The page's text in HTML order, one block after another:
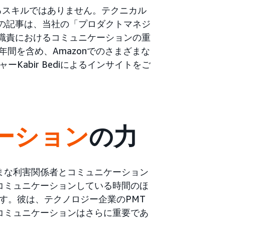
キルではありません。テクニカル
記事は、当社の「プロダクトマネジ
責におけるコミュニケーションの重
間を含め、Amazonでのさまざまな
ーKabir Bediによるインサイトをご
ションの力
な利害関係者とコミュニケーション
ュニケーションしている時間のほ
。彼は、テクノロジー企業のPMT
ュニケーションはさらに重要であ